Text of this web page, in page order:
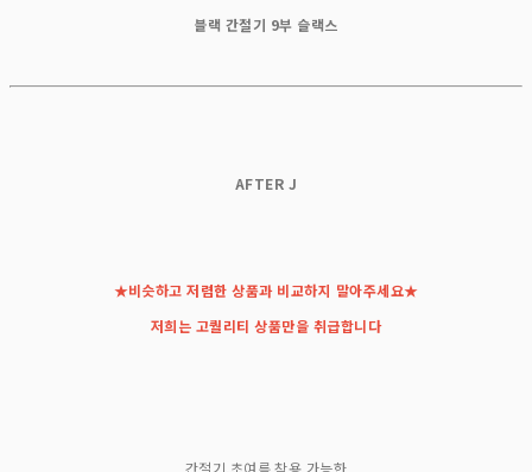
블랙 간절기 9부 슬랙스
AFTER J
★비슷하고 저렴한 상품과 비교하지 말아주세요★
저희는 고퀄리티 상품만을 취급합니다
간절기,초여름 착용 가능한